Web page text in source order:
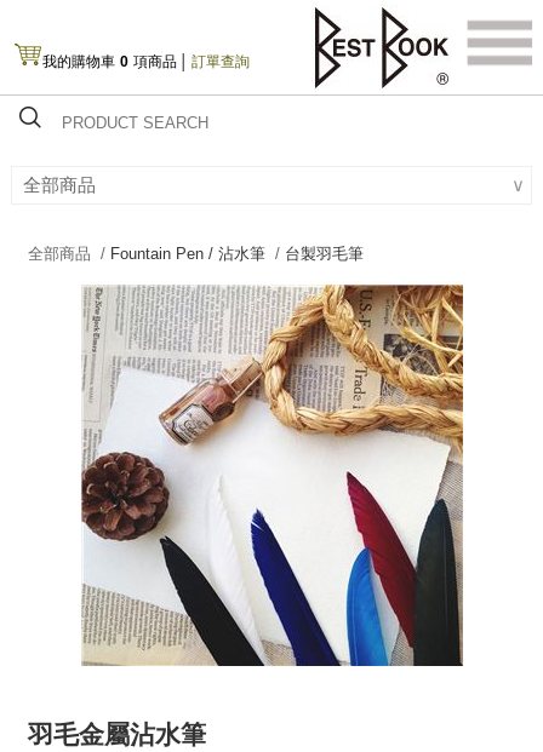
我的購物車 0 項商品 訂單查詢
全部商品 ∨
全部商品 / Fountain Pen / 沾水筆/ 台製羽毛筆
羽毛金屬沾水筆